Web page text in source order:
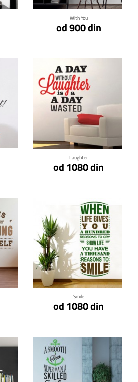
With You
od 900 din
Laughter
od 1080 din
Klikni za detalje
Smile
od 1080 din
Klikni za detalje